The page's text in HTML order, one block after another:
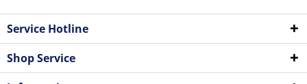
Service Hotline
Shop Service